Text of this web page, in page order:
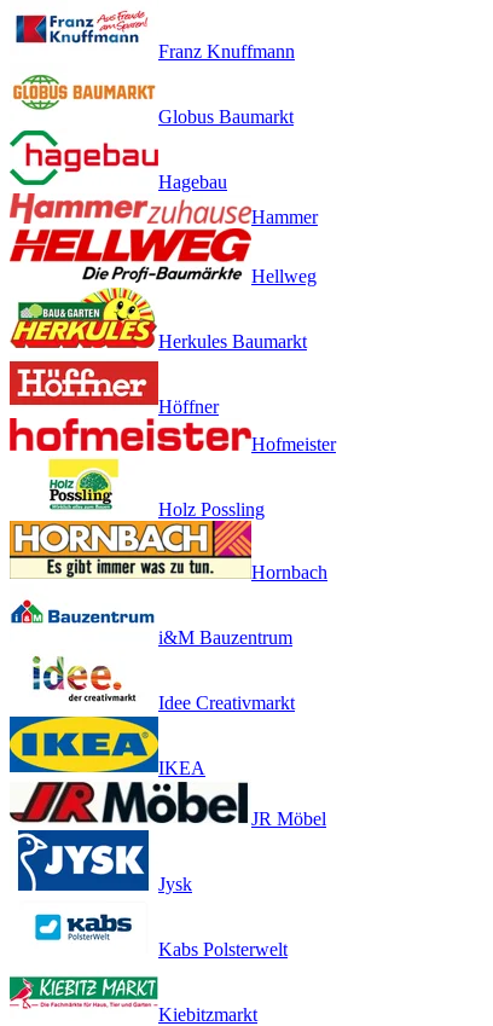
Franz Knuffmann
Globus Baumarkt
Hagebau
Hammer
Hellweg
Herkules Baumarkt
Höffner
Hofmeister
Holz Possling
Hornbach
i&M Bauzentrum
Idee Creativmarkt
IKEA
JR Möbel
Jysk
Kabs Polsterwelt
Kiebitzmarkt